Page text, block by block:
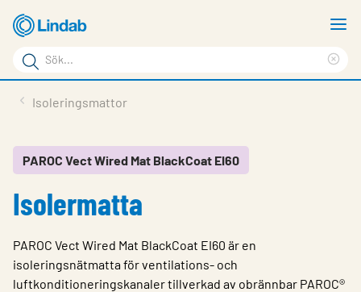
Hoppa
till
huvudinnehållet
Sökord
Sök
på
Service & Support
Hållbarhet
Kontakt
Isoleringsmattor
PAROC Vect Wired Mat BlackCoat EI60
Isolermatta
PAROC Vect Wired Mat BlackCoat EI60 är en
isoleringsnätmatta för ventilations- och
luftkonditioneringskanaler tillverkad av obrännbar PAROC®